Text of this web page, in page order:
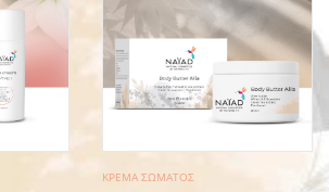
ΚΡΈΜΑ ΣΏΜΑΤΟΣ